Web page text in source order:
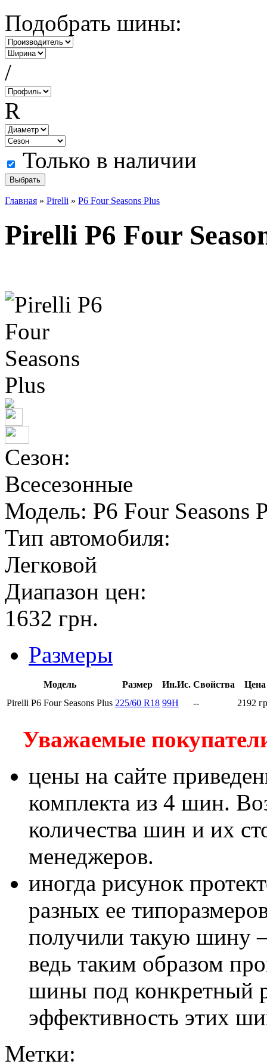
Подобрать шины:
/
R
Только в наличии
Главная » Pirelli » P6 Four Seasons Plus
Pirelli P6 Four
Сезон:
Всесезонные
Модель: P6 Four Seasons
Тип автомобиля:
Легковой
Диапазон цен:
1632 грн.
Размеры
Модель Размер Ин.Ис. Свойства
Цена
Pirelli P6 Four Seasons Plus 225/60 R18 99H -- 2192
Уважаемые
цены на сайте
комплекта из 4 шин.
количества шин и их
менеджеров.
иногда рисунок
разных ее
получили такую шину
ведь таким образом
шины под конкретный
эффективность этих
Метки: